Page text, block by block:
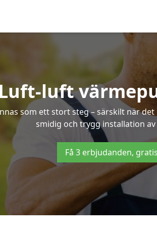
Luft-luft
som ett stort steg – särskilt när
smidig och trygg installation
Få 3 erbjudanden,